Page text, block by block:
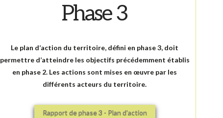
Phase 3
Le plan d’action du territoire, défini en phase 3, doit
permettre d’atteindre les objectifs précédemment établis
en phase 2. Les actions sont mises en œuvre par les
différents acteurs du territoire.
Rapport de phase 3 - Plan d'action